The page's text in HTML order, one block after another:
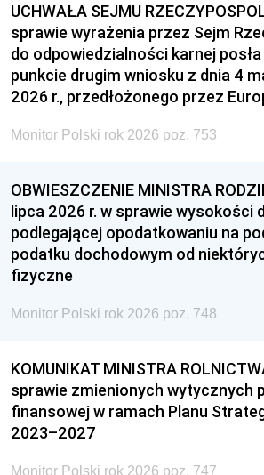
UCHWAŁA SEJMU
sprawie wyrażenia przez Sejm
do odpowiedzialności karnej
punkcie drugim wniosku z dnia 4
2026 r., przedłożonego przez
Monitor Polski rok 2026 poz. 753
OBWIESZCZENIE MINISTRA
lipca 2026 r. w sprawie wysokości
podlegającej opodatkowaniu na
podatku dochodowym od
fizyczne
Monitor Polski rok 2026 poz. 748
KOMUNIKAT MINISTRA
sprawie zmienionych wytycznych
finansowej w ramach Planu
2023–2027
Monitor Polski rok 2026 poz. 747